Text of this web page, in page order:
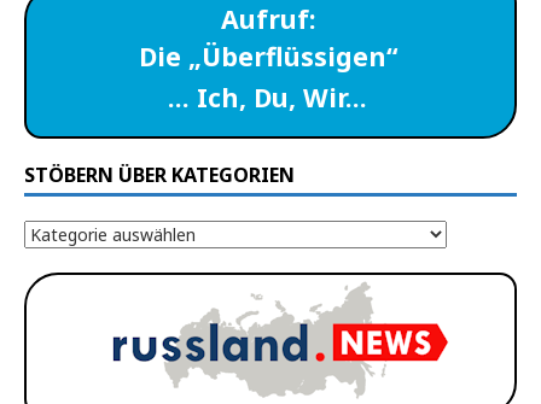
Aufruf:
Die „Überflüssigen“
… Ich, Du, Wir…
STÖBERN ÜBER KATEGORIEN